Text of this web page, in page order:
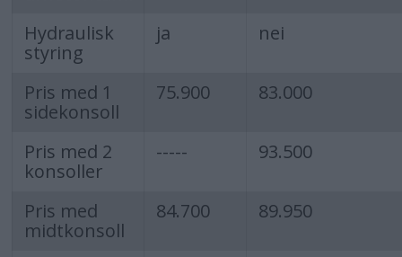
Hydraulisk
styring
ja nei
Pris med 1
sidekonsoll
75.900 83.000
Pris med 2
konsoller
----- 93.500
Pris med
midtkonsoll
84.700 89.950